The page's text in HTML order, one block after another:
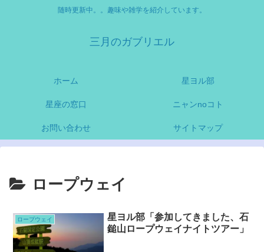
随時更新中。。趣味や雑学を紹介しています。
三月のガブリエル
ホーム 星ヨル部
星座の窓口 ニャンnoコト
お問い合わせ サイトマップ
ロープウェイ
ロープウェイ
星ヨル部「参加してきました、石
鎚山ロープウェイナイトツアー」